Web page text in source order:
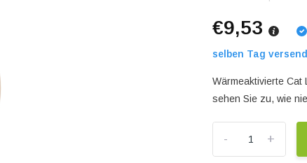
€9,53
selben Tag
Wärmeaktivierte
sehen Sie zu, wie
+
-